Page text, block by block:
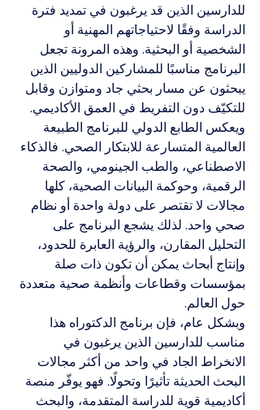
للدارسين الذين قد يرغبون في تمديد فترة
الدراسة وفقًا لاحتياجاتهم المهنية أو
الشخصية أو البحثية. وهذه المرونة تجعل
البرنامج مناسبًا للمشاركين الدوليين الذين
يبحثون عن مسار بحثي جاد ومتوازن وقابل
للتكيّف دون التفريط في العمق الأكاديمي.
ويعكس الطابع الدولي للبرنامج الطبيعة
العالمية المتسارعة للابتكار الصحي. فالذكاء
الاصطناعي، والطب الجينومي، والصحة
الرقمية، وحوكمة البيانات الصحية، كلها
مجالات لا تقتصر على دولة واحدة أو نظام
صحي واحد. لذلك يشجع البرنامج على
التحليل المقارن، والرؤية العابرة للحدود،
وإنتاج أبحاث يمكن أن تكون ذات صلة
بمؤسسات وقطاعات وأنظمة صحية متعددة
حول العالم.
وبشكل عام، فإن برنامج الدكتوراه هذا
مناسب للدارسين الذين يرغبون في
الانخراط الجاد في واحد من أكثر مجالات
البحث الحديثة تأثيرًا وتحولًا. فهو يوفّر منصة
أكاديمية قوية للدراسة المتقدمة، والبحث